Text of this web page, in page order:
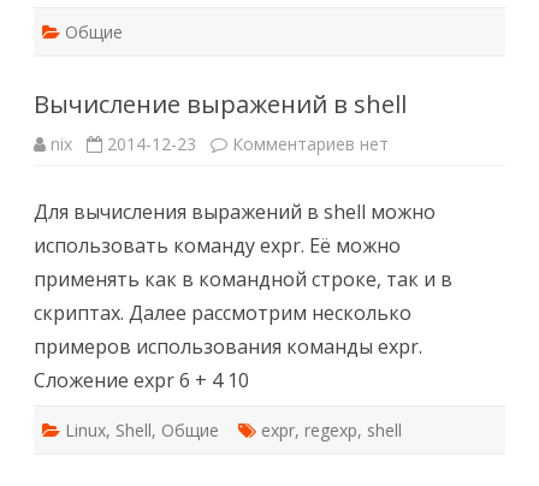
Общие
Вычисление выражений в shell
nix 2014-12-23 Комментариев к
в
shell
нет
Для вычисления выражений в shell можно
использовать команду expr. Её можно
применять как в командной строке, так и в
скриптах. Далее рассмотрим несколько
примеров использования команды expr.
Сложение expr 6 + 4 10
Linux, Shell, Общие expr, regexp, shell